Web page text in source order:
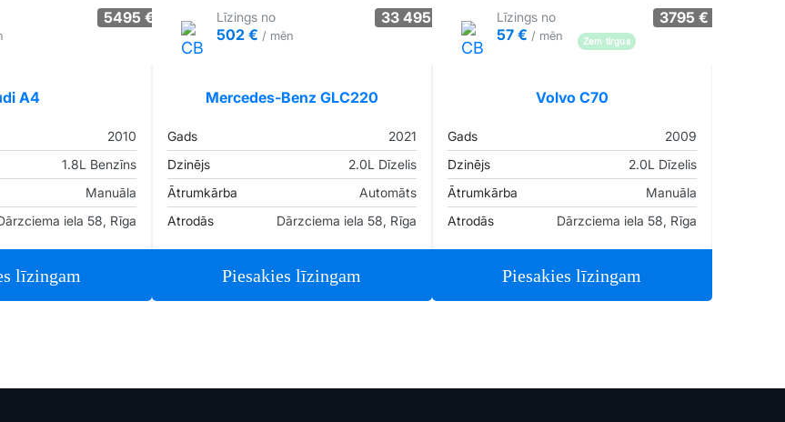
5495 €
A4
2010
1.8L Benzīns
Manuāla
iela 58, Rīga
līzingam
Līzings no
502 € / mēn
33 495 €
Mercedes-Benz GLC220
Gads
2021
Dzinējs
2.0L Dīzelis
Ātrumkārba
Automāts
Atrodās
Dārzciema iela 58, Rīga
Piesakies līzingam
Līzings no
57 € / mēn
3795 €
Zem tirgus
Volvo C70
Gads
2009
Dzinējs
2.0L Dīzelis
Ātrumkārba
Manuāla
Atrodās
Dārzciema iela 58, Rīga
Piesakies līzingam